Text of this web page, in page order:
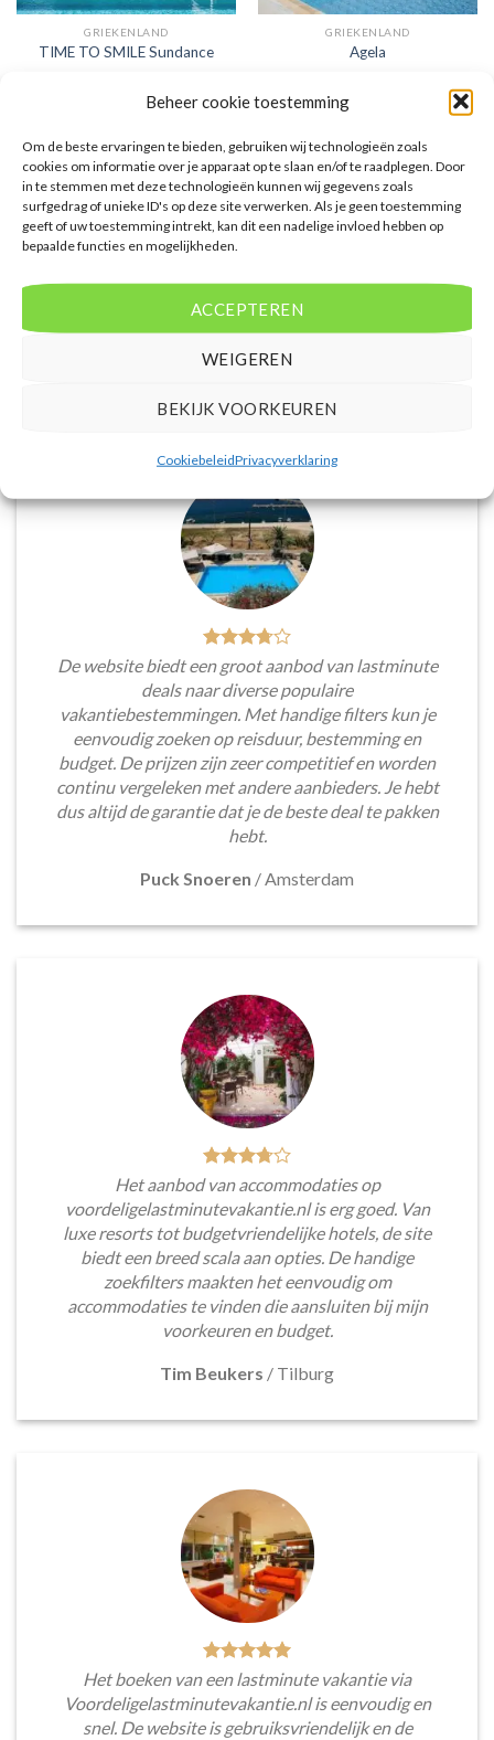
Beheer cookie toestemming
Om de beste ervaringen te bieden, gebruiken wij technologieën zoals
cookies om informatie over je apparaat op te slaan en/of te raadplegen. Door
in te stemmen met deze technologieën kunnen wij gegevens zoals
surfgedrag of unieke ID's op deze site verwerken. Als je geen toestemming
geeft of uw toestemming intrekt, kan dit een nadelige invloed hebben op
bepaalde functies en mogelijkheden.
ACCEPTEREN
WEIGEREN
BEKIJK VOORKEUREN
CookiebeleidPrivacyverklaring
GRIEKENLAND
TIME TO SMILE Sundance
Gewaardeerd
557,00
sterren accommodatie in
Koutouloufari. U boekt deze reis
direct bij onze partner TUI. Nu
vanaf EUR 557.00 per persoon.
PRIJZEN EN BOEKEN
GRIEKENLAND
Agela
Gewaardeerd
€1.052,00
accommodatie in Kos stad. U
boekt deze reis direct bij onze
partner TUI. Nu vanaf EUR 1052.00
per persoon.
De website biedt een groot aanbod van lastminute
deals naar diverse populaire
vakantiebestemmingen. Met handige filters kun je
eenvoudig zoeken op reisduur, bestemming en
budget. De prijzen zijn zeer competitief en worden
continu vergeleken met andere aanbieders. Je hebt
dus altijd de garantie dat je de beste deal te pakken
hebt.
Puck Snoeren /Amsterdam
Het aanbod van accommodaties op
voordeligelastminutevakantie.nl is erg goed. Van
luxe resorts tot budgetvriendelijke hotels, de site
biedt een breed scala aan opties. De handige
zoekfilters maakten het eenvoudig om
accommodaties te vinden die aansluiten bij mijn
voorkeuren en budget.
Tim Beukers / Tilburg
Het boeken van een lastminute vakantie via
Voordeligelastminutevakantie.nl is eenvoudig en
snel. De website is gebruiksvriendelijk en de